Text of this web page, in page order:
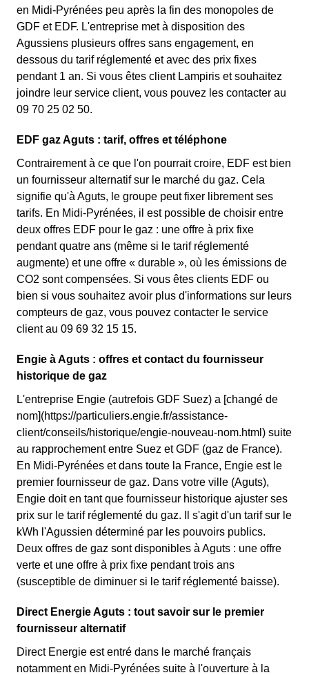
en Midi-Pyrénées peu après la fin des monopoles de
GDF et EDF. L'entreprise met à disposition des
Agussiens plusieurs offres sans engagement, en
dessous du tarif réglementé et avec des prix fixes
pendant 1 an. Si vous êtes client Lampiris et souhaitez
joindre leur service client, vous pouvez les contacter au
09 70 25 02 50.
EDF gaz Aguts : tarif, offres et téléphone
Contrairement à ce que l'on pourrait croire, EDF est bien
un fournisseur alternatif sur le marché du gaz. Cela
signifie qu'à Aguts, le groupe peut fixer librement ses
tarifs. En Midi-Pyrénées, il est possible de choisir entre
deux offres EDF pour le gaz : une offre à prix fixe
pendant quatre ans (même si le tarif réglementé
augmente) et une offre « durable », où les émissions de
CO2 sont compensées. Si vous êtes clients EDF ou
bien si vous souhaitez avoir plus d'informations sur leurs
compteurs de gaz, vous pouvez contacter le service
client au 09 69 32 15 15.
Engie à Aguts : offres et contact du fournisseur
historique de gaz
L'entreprise Engie (autrefois GDF Suez) a [changé de
nom](https://particuliers.engie.fr/assistance-
client/conseils/historique/engie-nouveau-nom.html) suite
au rapprochement entre Suez et GDF (gaz de France).
En Midi-Pyrénées et dans toute la France, Engie est le
premier fournisseur de gaz. Dans votre ville (Aguts),
Engie doit en tant que fournisseur historique ajuster ses
prix sur le tarif réglementé du gaz. Il s'agit d'un tarif sur le
kWh l'Agussien déterminé par les pouvoirs publics.
Deux offres de gaz sont disponibles à Aguts : une offre
verte et une offre à prix fixe pendant trois ans
(susceptible de diminuer si le tarif réglementé baisse).
Direct Energie Aguts : tout savoir sur le premier
fournisseur alternatif
Direct Energie est entré dans le marché français
notamment en Midi-Pyrénées suite à l'ouverture à la